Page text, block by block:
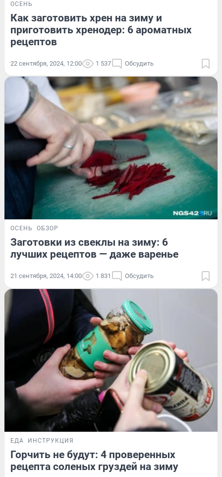
ОСЕНЬ
Как заготовить хрен на зиму и
приготовить хренодер: 6 ароматных
рецептов
22 сентября, 2024, 12:00 1 537 Обсудить
ОСЕНЬ ОБЗОР
Заготовки из свеклы на зиму: 6
лучших рецептов — даже варенье
21 сентября, 2024, 14:00 1 831 Обсудить
ЕДА ИНСТРУКЦИЯ
Горчить не будут: 4 проверенных
рецепта соленых груздей на зиму